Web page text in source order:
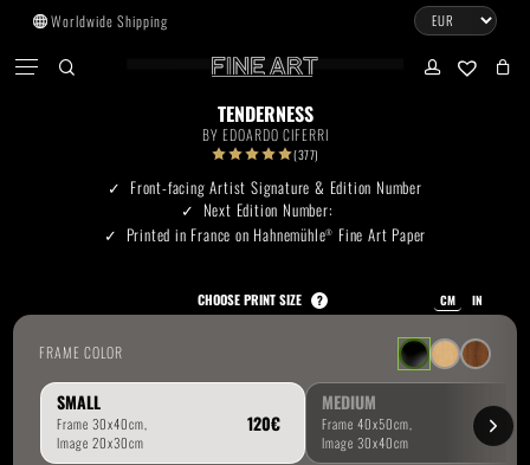
Skip
main
Worldwide Shipping
Menu CLOSE
CART
Go To Shop
Subtotal:
View Cart
TENDERNESS
BY EDOARDO CIFERRI
(377)
Front-facing Artist Signature & Edition Number
Next Edition Number:
Printed in France on Hahnemühle® Fine Art Paper
CHOOSE PRINT SIZE ? CM IN
SMALL MEDIUM
FRAME COLOR